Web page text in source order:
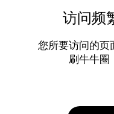
访问频
您所要访问的页
刷牛牛圈